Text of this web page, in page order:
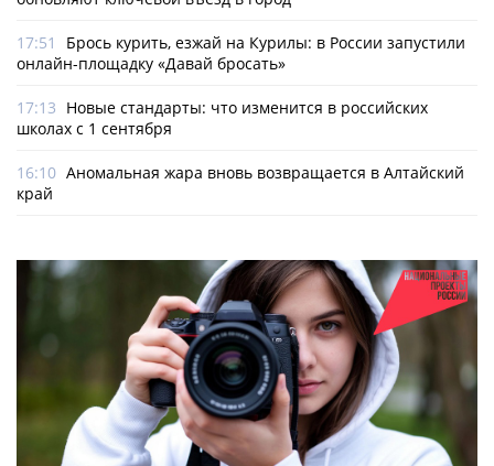
17:51
Брось курить, езжай на Курилы: в России запустили
онлайн-­площадку «Давай бросать»
17:13 Новые стандарты: что изменится в российских
школах с 1 сентября
16:10 Аномальная жара вновь возвращается в Алтайский
край